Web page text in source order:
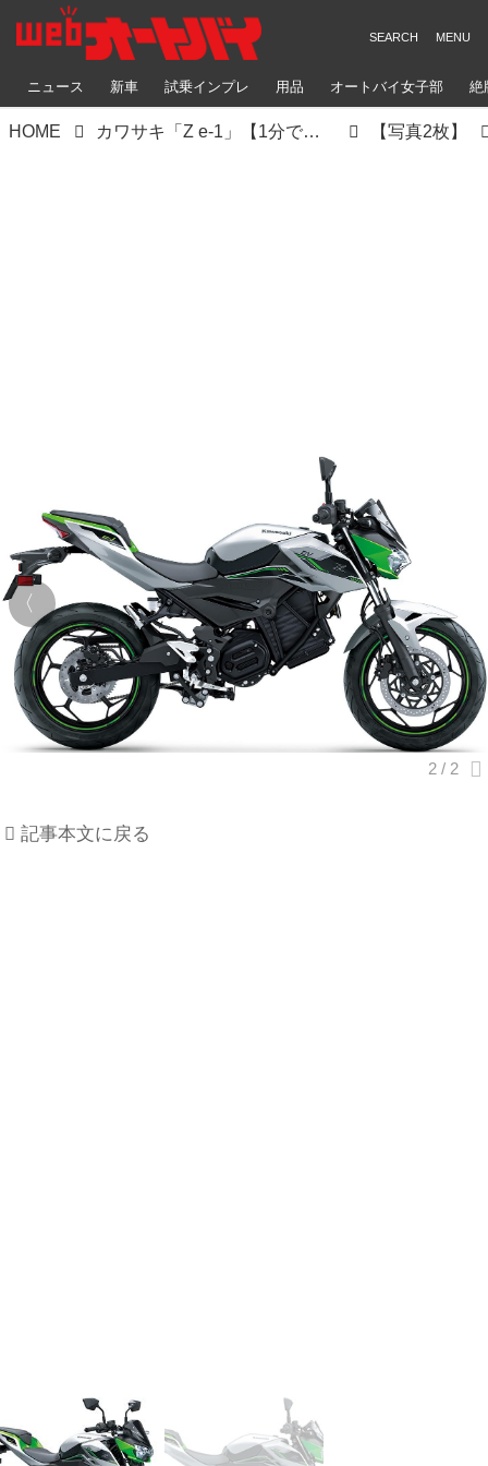
ニュース 新車 試乗インプレ 用品 オートバイ女子部 絶
HOME カワサキ「Z e-1」【1分で読める 電動バイク紹介 2024年現行モデル】 【写真2枚】
記事本文に戻る